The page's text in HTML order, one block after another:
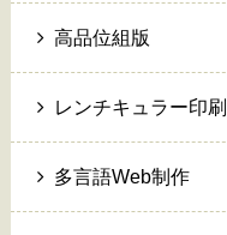
高品位組版
レンチキュラー印刷
多言語Web制作